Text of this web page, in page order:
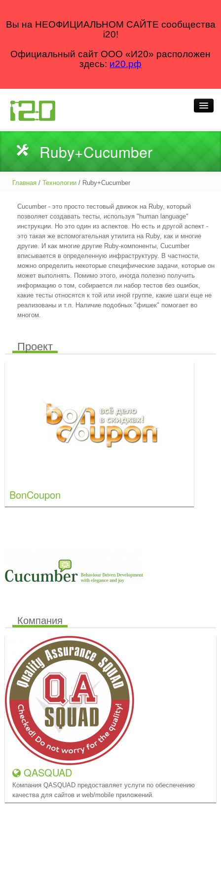
Вы на НЕОФИЦИАЛЬНОМ САЙТЕ сообщества
i20!
Официальный сайт ООО «И20» расположен
здесь: и20.рф
Что делаем
Как делаем
Блог
Ruby+Cucumber
Главная / Технологии / Ruby+Cucumber
Cucumber - это просто тестовый движок на Ruby, который
позволяет создавать тесты, используя "human language"
инструкции. Но это один из аспектов. Но есть и другой аспект -
это такая же вспомогательная утилита на Ruby, как и многие
другие. И как многие другие Ruby-компоненты, Cucumber
вписывается в определенную инфраструктуру. В частности,
можно определить некоторые специфические задачи, которые он
может выполнять. Помимо этого, иногда полезно получить
информацию о том, собирается ли набор тестов без ошибок,
какие тесты относятся к той или иной группе, какие шаги еще не
реализованы и т.п. Наличие подобных "фишек" помогает во
многом.
Проект
BonCoupon
Компания
QASQUAD
Компания QASQUAD предоставляет услуги по обеспечению
качества для сайтов и web/mobile приложений.